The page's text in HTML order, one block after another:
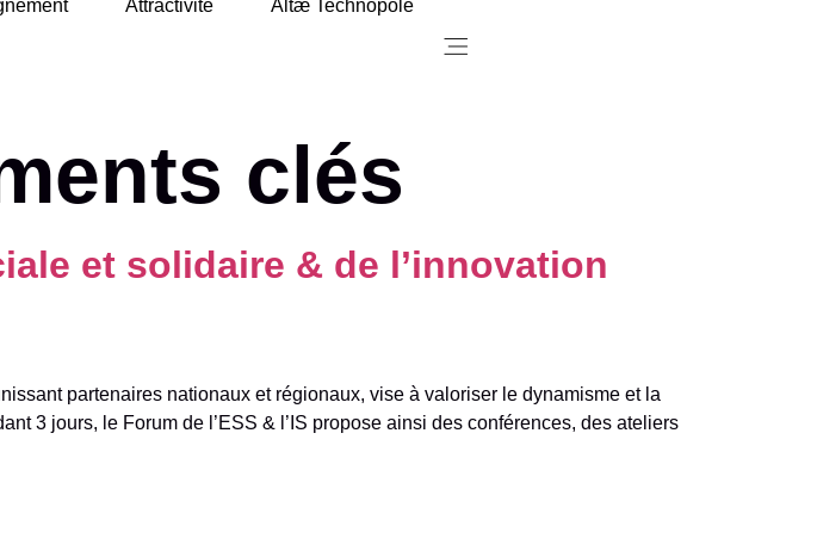
Attractivité Altæ Technopole
Menu
clés
et solidaire & de l’innovation
partenaires nationaux et régionaux, vise à valoriser le dynamisme et la
3 jours, le Forum de l’ESS & l’IS propose ainsi des conférences, des ateliers